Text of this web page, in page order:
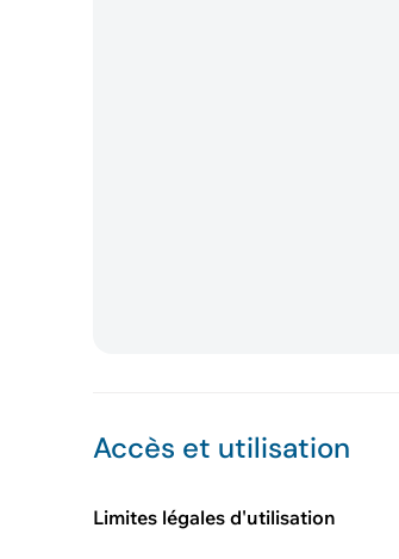
Accès et utilisation
Limites légales d'utilisation